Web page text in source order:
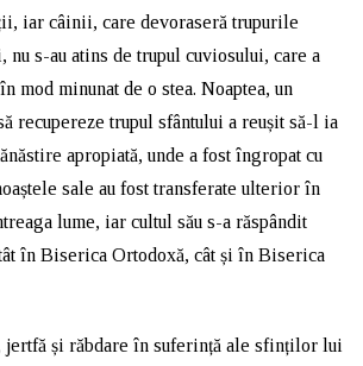
iar câinii, care devoraseră trupurile
s-au atins de trupul cuviosului, care a
mod minunat de o stea. Noaptea, un
recupereze trupul sfântului a reușit să-l ia
apropiată, unde a fost îngropat cu
sale au fost transferate ulterior în
lume, iar cultul său s-a răspândit
în Biserica Ortodoxă, cât și în Biserica
jertfă și răbdare în suferință ale sfinților lui